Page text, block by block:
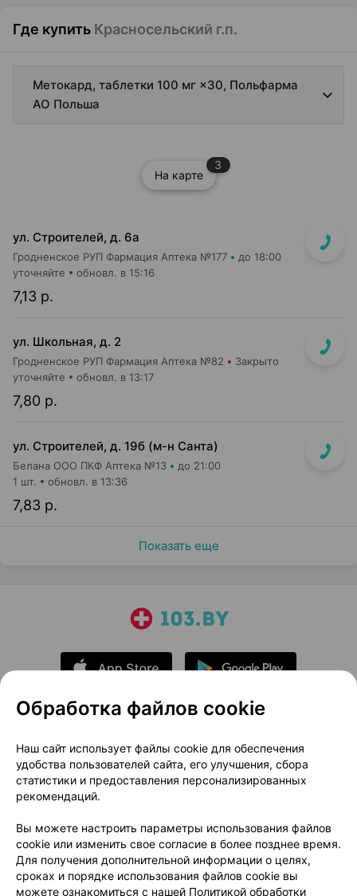
Где купить Красносельский г.п.
Метокард, таблетки 100 мг ×30, Польфарма
AO Польша
На карте
3
ул. Строителей, д. 6а
Гродненское РУП Фармация Аптека №177 до 18:00
7,13 р.
уточняйте обновл. в 15:16
ул. Школьная, д. 2
Гродненское РУП Фармация Аптека №82 Закрыто
7,80 р.
уточняйте обновл. в 13:17
ул. Строителей, д. 19б (м-н Санта)
Белана ООО ПКФ Аптека №13 до 21:00
7,83 р.
1 шт. обновл. в 13:36
Показать еще
О проекте
Новости проекта
Размещение рекламы
Медицинский маркетинг
Публичный договор
Доставка
Способы оплаты
Вакансии
Партнеры
Написать руководителю 103.by
Написать в поддержку
Обработка файлов cookie
Наш сайт использует файлы cookie для обеспечения
удобства пользователей сайта, его улучшения, сбора
статистики и предоставления персонализированных
рекомендаций.
Вы можете настроить параметры использования файлов
cookie или изменить свое согласие в более позднее время.
Для получения дополнительной информации о целях,
сроках и порядке использования файлов cookie вы
можете ознакомиться с нашей Политикой обработки